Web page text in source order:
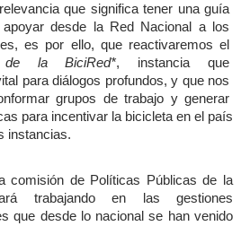
que significa tener una guía
desde la Red Nacional a los
de la BiciRed*, instancia que
para diálogos profundos, y que nos
grupos de trabajo y generar
para incentivar la bicicleta en el país
instancias.
comisión de Políticas Públicas de la
trabajando en las gestiones
que desde lo nacional se han venido